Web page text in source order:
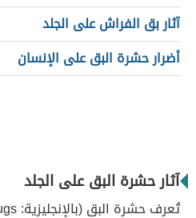
آثار بق الفراش على الجلد
أضرار حشرة البق على الإنسان
آثار حشرة البق على الجلد